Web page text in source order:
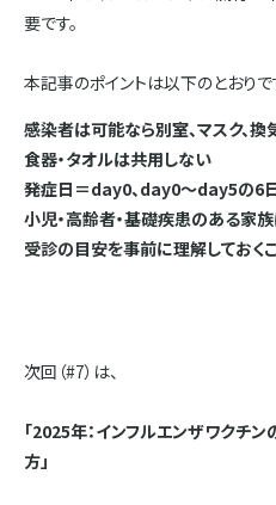
要です。
本記事のポイントは以下のとおりで
感染者は可能なら別室、マスク、換
食器・タオルは共用しない
発症日＝day0、day0〜day5の6
小児・高齢者・基礎疾患のある家
受診の目安を事前に理解しておく
次回（#7）は、
「2025年：インフルエンザワクチ
方」